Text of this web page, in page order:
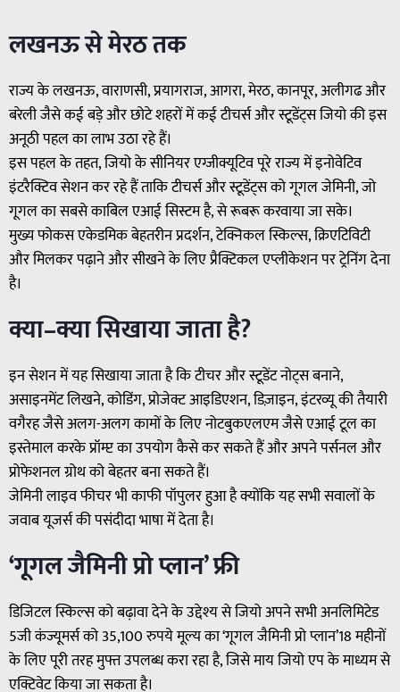
लखनऊ से मेरठ तक
राज्य के लखनऊ, वाराणसी, प्रयागराज, आगरा, मेरठ, कानपूर, अलीगढ और
बरेली जैसे कई बड़े और छोटे शहरों में कई टीचर्स और स्टूडेंट्स जियो की इस
अनूठी पहल का लाभ उठा रहे हैं।
इस पहल के तहत, जियो के सीनियर एग्जीक्यूटिव पूरे राज्य में इनोवेटिव
इंटरैक्टिव सेशन कर रहे हैं ताकि टीचर्स और स्टूडेंट्स को गूगल जेमिनी, जो
गूगल का सबसे काबिल एआई सिस्टम है, से रूबरू करवाया जा सके।
मुख्य फोकस एकेडमिक बेहतरीन प्रदर्शन, टेक्निकल स्किल्स, क्रिएटिविटी
और मिलकर पढ़ाने और सीखने के लिए प्रैक्टिकल एप्लीकेशन पर ट्रेनिंग देना
है।
क्या–क्या सिखाया जाता है?
इन सेशन में यह सिखाया जाता है कि टीचर और स्टूडेंट नोट्स बनाने,
असाइनमेंट लिखने, कोडिंग, प्रोजेक्ट आइडिएशन, डिज़ाइन, इंटरव्यू की तैयारी
वगैरह जैसे अलग-अलग कामों के लिए नोटबुकएलएम जैसे एआई टूल का
इस्तेमाल करके प्रॉम्प्ट का उपयोग कैसे कर सकते हैं और अपने पर्सनल और
प्रोफेशनल ग्रोथ को बेहतर बना सकते हैं।
जेमिनी लाइव फीचर भी काफी पॉपुलर हुआ है क्योंकि यह सभी सवालों के
जवाब यूजर्स की पसंदीदा भाषा में देता है।
‘गूगल जैमिनी प्रो प्लान’ फ्री
डिजिटल स्किल्स को बढ़ावा देने के उद्देश्य से जियो अपने सभी अनलिमिटेड
5जी कंज्यूमर्स को 35,100 रुपये मूल्य का ‘गूगल जैमिनी प्रो प्लान’18 महीनों
के लिए पूरी तरह मुफ्त उपलब्ध करा रहा है, जिसे माय जियो एप के माध्यम से
एक्टिवेट किया जा सकता है।